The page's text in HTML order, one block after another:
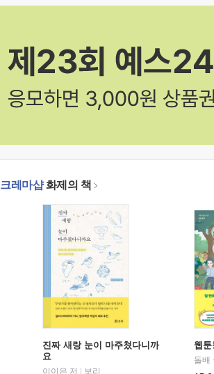
크레마샵화제의 책
진짜 새랑 눈이 마주쳤다니까
요
이이은 저
보리
웹
돌배